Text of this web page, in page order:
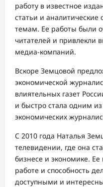
работу в известное
статьи и
темам. Ее работы были
читателей и привлекли
медиа-компаний.
Вскоре Земцовой
экономической
влиятельных газет
и быстро стала одним
экономических
С 2010 года Наталья
телевидении, где она
бизнесе и экономике.
работе и способность
доступными и